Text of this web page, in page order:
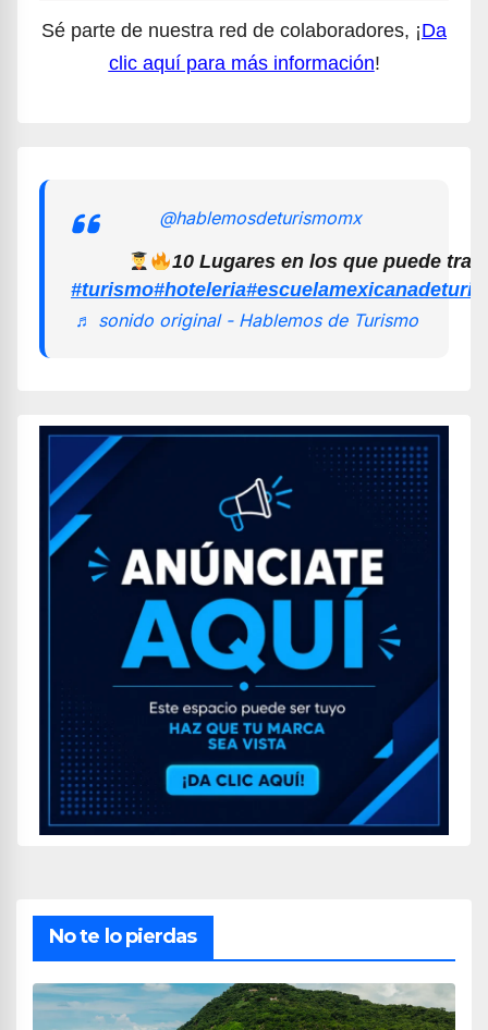
Sé parte de nuestra red de colaboradores, ¡Da
clic aquí para más información!
@hablemosdeturismomx
10 Lugares en los que puede
#turismo#hoteleria
♬ sonido original - Hablemos de Turismo
No te lo pierdas